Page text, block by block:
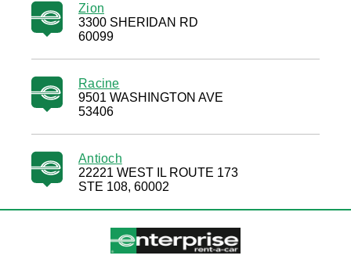
Zion
3300 SHERIDAN RD
60099
Racine
9501 WASHINGTON AVE
53406
Antioch
22221 WEST IL ROUTE 173
STE 108, 60002